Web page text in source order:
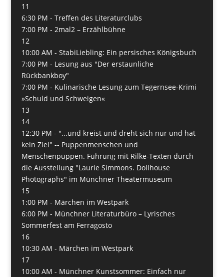
11
6:30 PM - Treffen des Literaturclubs
7:00 PM - 2mal2 – Erzählbühne
12
10:00 AM - StabiLiebling: Ein persisches Königsbuch
7:00 PM - Lesung aus "Der erstaunliche
Rückbankboy"
7:00 PM - Kulinarische Lesung zum Tegernsee-Krimi
»Schuld und Schweigen«
13
14
12:30 PM - "...und kreist und dreht sich nur und hat
kein Ziel" -- Puppenmenschen und
Menschenpuppen. Führung mit Rilke-Texten durch
die Ausstellung "Laurie Simmons. Dollhouse
Photographs" im Münchner Theatermuseum
15
1:00 PM - Märchen im Westpark
6:00 PM - Münchner Literaturbüro – Lyrisches
Sommerfest am Ferragosto
16
10:30 AM - Märchen im Westpark
17
10:00 AM - Münchner Kunstsommer: Einfach nur